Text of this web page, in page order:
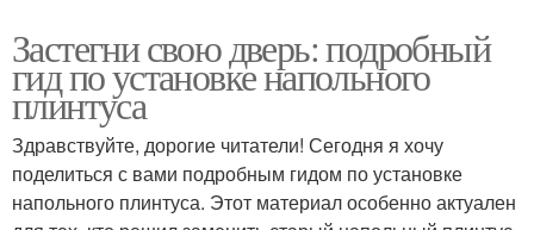
Застегни свою дверь: подробный
гид по установке напольного
плинтуса
Здравствуйте, дорогие читатели! Сегодня я хочу
поделиться с вами подробным гидом по установке
напольного плинтуса. Этот материал особенно актуален